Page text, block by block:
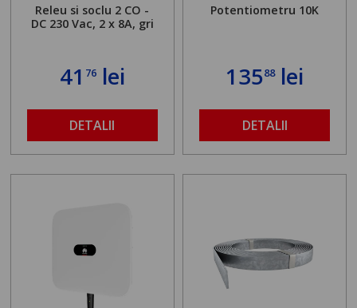
Releu si soclu 2 CO -
DC 230 Vac, 2 x 8A, gri
41 76lei
DETALII
Potentiometru 10K
13588lei
DETALII